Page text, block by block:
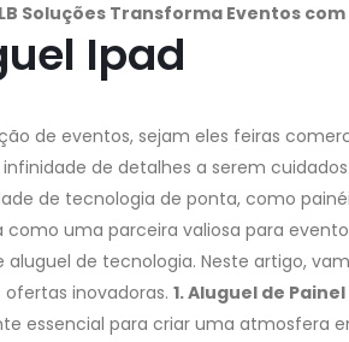
Soluções Transforma Eventos
Ipad
de eventos, sejam eles feiras
de detalhes a serem
de tecnologia de ponta, como
como uma parceira valiosa para
aluguel de tecnologia. Neste artigo,
inovadoras. 1. Aluguel de
essencial para criar uma atmosfera